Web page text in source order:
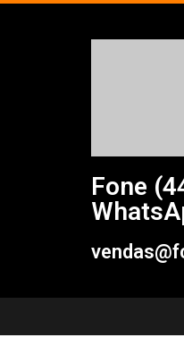
Fone